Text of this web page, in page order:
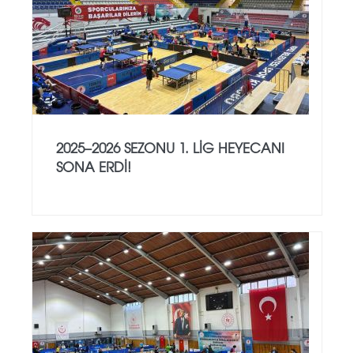
2025–2026 SEZONU 1. LIG HEYECANI
SONA ERDI!